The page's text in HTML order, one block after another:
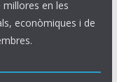
millores en les
econòmiques i de